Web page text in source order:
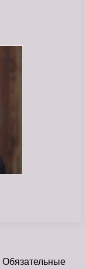
Обязательные